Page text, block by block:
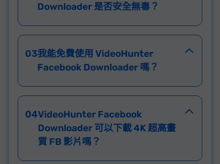
Downloader 是否安全無毒？
03我能免費使用 VideoHunter
Facebook Downloader 嗎？
04VideoHunter Facebook
Downloader 可以下載 4K 超高畫
質 FB 影片嗎？